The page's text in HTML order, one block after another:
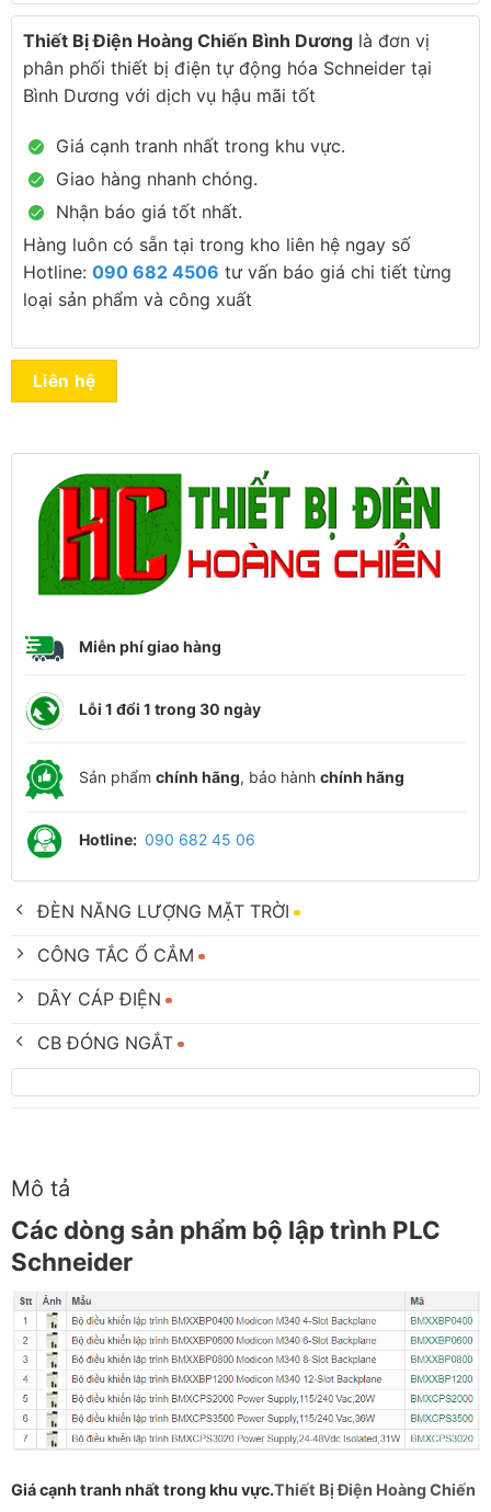
Thiết Bị Điện Hoàng Chiến Bình Dương là đơn vị
phân phối thiết bị điện tự động hóa Schneider tại
Bình Dương với dịch vụ hậu mãi tốt
Giá cạnh tranh nhất trong khu vực.
Giao hàng nhanh chóng.
Nhận báo giá tốt nhất.
Hàng luôn có sẵn tại trong kho liên hệ ngay số
Hotline: 090 682 4506 tư vấn báo giá chi tiết từng
loại sản phẩm và công xuất
Liên hệ
Miễn phí giao hàng
Lỗi 1 đổi 1 trong 30 ngày
Sản phẩm chính hãng, bảo hành chính hãng
Hotline: 090 682 45 06
ĐÈN NĂNG LƯỢNG MẶT TRỜI
CÔNG TẮC Ổ CẮM
DÂY CÁP ĐIỆN
CB ĐÓNG NGẮT
Mô tả
Các dòng sản phẩm bộ lập trình PLC
Schneider
Giá cạnh tranh nhất trong khu vực.Thiết Bị Điện Hoàng Chiến